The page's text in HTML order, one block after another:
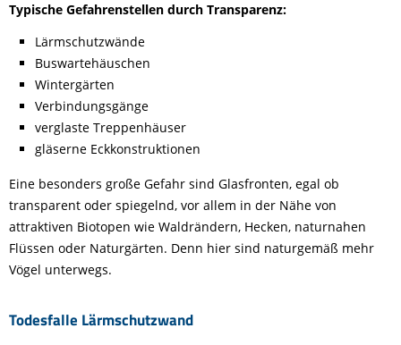
Typische Gefahrenstellen durch Transparenz:
Lärmschutzwände
Buswartehäuschen
Wintergärten
Verbindungsgänge
verglaste Treppenhäuser
gläserne Eckkonstruktionen
Eine besonders große Gefahr sind Glasfronten, egal ob
transparent oder spiegelnd, vor allem in der Nähe von
attraktiven Biotopen wie Waldrändern, Hecken, naturnahen
Flüssen oder Naturgärten. Denn hier sind naturgemäß mehr
Vögel unterwegs.
Todesfalle Lärmschutzwand